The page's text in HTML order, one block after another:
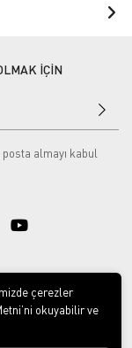
İÇİN
almayı kabul
Download on
Google play
çerezler
okuyabilir ve